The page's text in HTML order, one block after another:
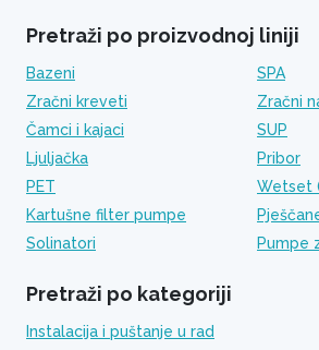
Pretraži po proizvodnoj liniji
Bazeni
SPA
Zračni kreveti
Zračni
Čamci i kajaci
SUP
Ljuljačka
Pribor
PET
Wetset
Kartušne filter pumpe
Solinatori
Pumpe
Pretraži po kategoriji
Instalacija i puštanje u rad